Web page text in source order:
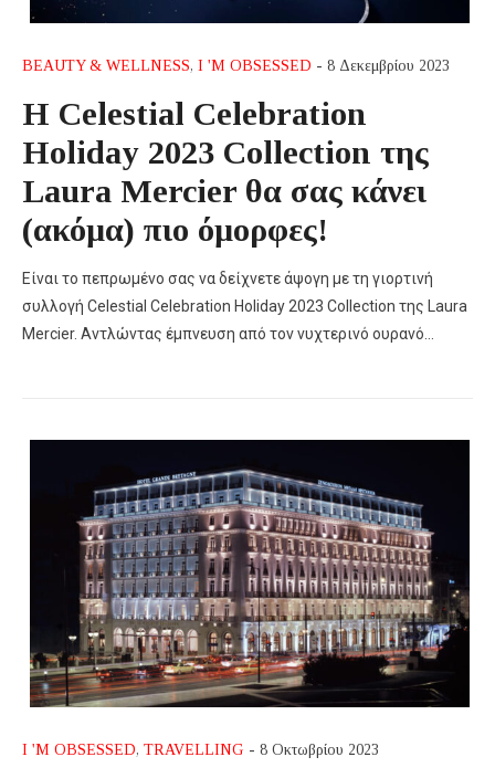
BEAUTY & WELLNESS, I 'M OBSESSED - 8 Δεκεμβρίου 2023
Η Celestial Celebration
Holiday 2023 Collection της
Laura Mercier θα σας κάνει
(ακόμα) πιο όμορφες!
Είναι το πεπρωμένο σας να δείχνετε άψογη με τη γιορτινή
συλλογή Celestial Celebration Holiday 2023 Collection της Laura
Mercier. Αντλώντας έμπνευση από τον νυχτερινό ουρανό…
I 'M OBSESSED, TRAVELLING - 8 Οκτωβρίου 2023